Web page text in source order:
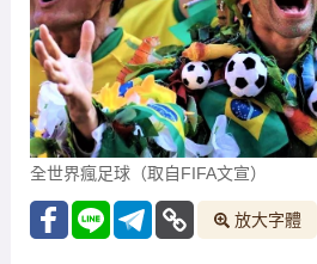
全世界瘋足球（取自FIFA文宣）
放大字體